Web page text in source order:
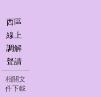
私
權
宣
資
訊
西區
線上
調解
聲請
相關文
件下載